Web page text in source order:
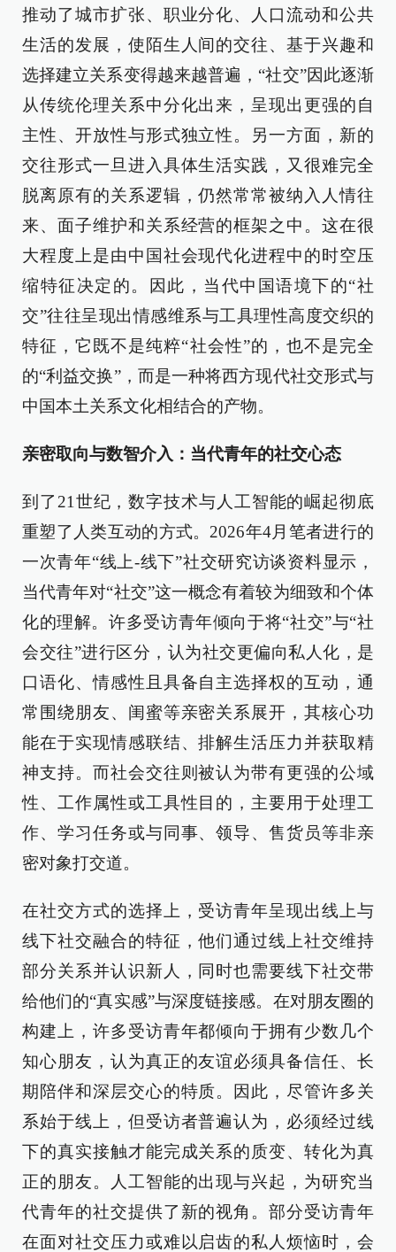
推动了城市扩张、职业分化、人口流动和公共
生活的发展，使陌生人间的交往、基于兴趣和
选择建立关系变得越来越普遍，“社交”因此逐渐
从传统伦理关系中分化出来，呈现出更强的自
主性、开放性与形式独立性。另一方面，新的
交往形式一旦进入具体生活实践，又很难完全
脱离原有的关系逻辑，仍然常常被纳入人情往
来、面子维护和关系经营的框架之中。这在很
大程度上是由中国社会现代化进程中的时空压
缩特征决定的。因此，当代中国语境下的“社
交”往往呈现出情感维系与工具理性高度交织的
特征，它既不是纯粹“社会性”的，也不是完全
的“利益交换”，而是一种将西方现代社交形式与
中国本土关系文化相结合的产物。
亲密取向与数智介入：当代青年的社交心态
到了21世纪，数字技术与人工智能的崛起彻底
重塑了人类互动的方式。2026年4月笔者进行的
一次青年“线上-线下”社交研究访谈资料显示，
当代青年对“社交”这一概念有着较为细致和个体
化的理解。许多受访青年倾向于将“社交”与“社
会交往”进行区分，认为社交更偏向私人化，是
口语化、情感性且具备自主选择权的互动，通
常围绕朋友、闺蜜等亲密关系展开，其核心功
能在于实现情感联结、排解生活压力并获取精
神支持。而社会交往则被认为带有更强的公域
性、工作属性或工具性目的，主要用于处理工
作、学习任务或与同事、领导、售货员等非亲
密对象打交道。
在社交方式的选择上，受访青年呈现出线上与
线下社交融合的特征，他们通过线上社交维持
部分关系并认识新人，同时也需要线下社交带
给他们的“真实感”与深度链接感。在对朋友圈的
构建上，许多受访青年都倾向于拥有少数几个
知心朋友，认为真正的友谊必须具备信任、长
期陪伴和深层交心的特质。因此，尽管许多关
系始于线上，但受访者普遍认为，必须经过线
下的真实接触才能完成关系的质变、转化为真
正的朋友。人工智能的出现与兴起，为研究当
代青年的社交提供了新的视角。部分受访青年
在面对社交压力或难以启齿的私人烦恼时，会